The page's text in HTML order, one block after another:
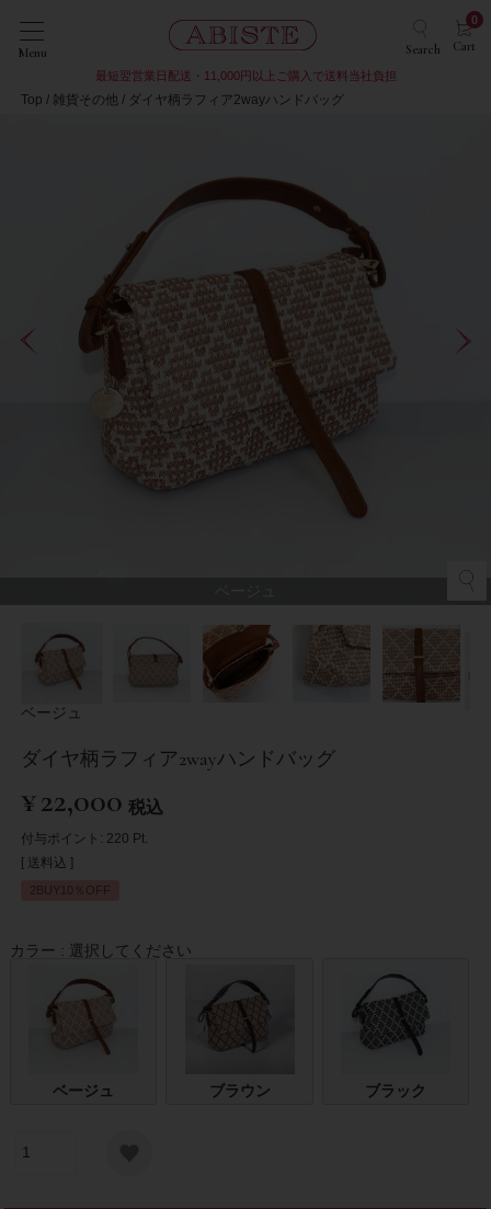
Menu Search Cart
0
最短翌営業日配送・11,000円以上ご購入で送料当社負担
Top 雑貨その他 ダイヤ柄ラフィア2wayハンドバッグ
ベージュ
ダイヤ柄ラフィア2wayハンドバッグ
¥22,000 税込
付与ポイント: 220 Pt.
送料込
2BUY10％OFF
カラー 選択してください
ベージュ ブラウン ブラック